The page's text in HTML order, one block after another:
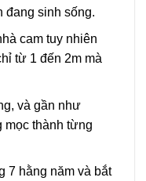
đang sinh sống.
cam tuy nhiên
từ 1 đến 2m mà
và gần như
mọc thành từng
7 hằng năm và bắt